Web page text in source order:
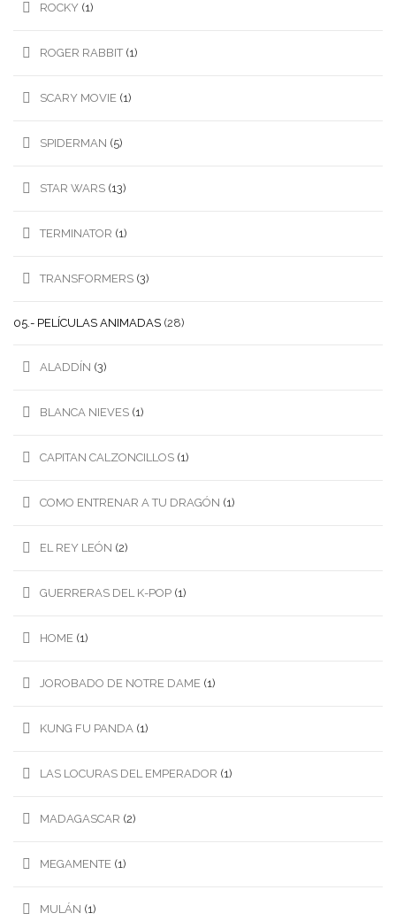
ROCKY (1)
ROGER RABBIT (1)
SCARY MOVIE (1)
SPIDERMAN (5)
STAR WARS (13)
TERMINATOR (1)
TRANSFORMERS (3)
05.- PELÍCULAS ANIMADAS (28)
ALADDÍN (3)
BLANCA NIEVES (1)
CAPITAN CALZONCILLOS (1)
COMO ENTRENAR A TU DRAGÓN (1)
EL REY LEÓN (2)
GUERRERAS DEL K-POP (1)
HOME (1)
JOROBADO DE NOTRE DAME (1)
KUNG FU PANDA (1)
LAS LOCURAS DEL EMPERADOR (1)
MADAGASCAR (2)
MEGAMENTE (1)
MULÁN (1)